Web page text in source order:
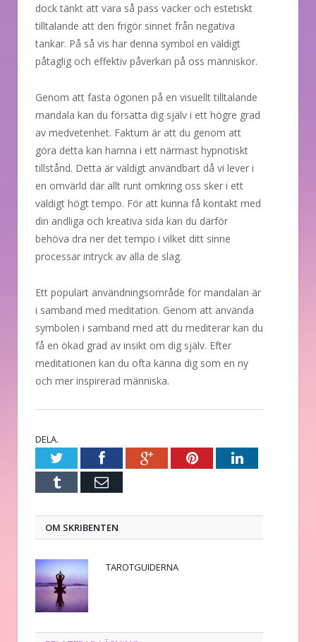
dock tänkt att vara så pass vacker och estetiskt
tilltalande att den frigör sinnet från negativa
tankar. På så vis har denna symbol en väldigt
påtaglig och effektiv påverkan på oss människor.
Genom att fästa ögonen på en visuellt tilltalande
mandala kan du försätta dig själv i ett högre grad
av medvetenhet. Faktum är att du genom att
göra detta kan hamna i ett närmast hypnotiskt
tillstånd. Detta är väldigt användbart då vi lever i
en omvärld där allt runt omkring oss sker i ett
väldigt högt tempo. För att kunna få kontakt med
din andliga och kreativa sida kan du därför
behöva dra ner det tempo i vilket ditt sinne
processar intryck av alla de slag.
Ett populärt användningsområde för mandalan är
i samband med meditation. Genom att använda
symbolen i samband med att du mediterar kan du
få en ökad grad av insikt om dig själv. Efter
meditationen kan du ofta känna dig som en ny
och mer inspirerad människa.
DELA.
TwitterFacebookGoogle+PinterestLinkedIn
Tumblr E-
OM SKRIBENTEN
TAROTGUIDERNA